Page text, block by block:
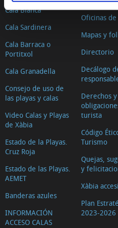
Cala Blanca
Cala Sardinera
Cala Barraca o
Portitxol
Cala Granadella
Consejo de uso de
las playas y calas
Video Calas y Playas
de Xàbia
Estado de la Playas.
Cruz Roja
Estado de las Playas.
AEMET
Banderas azules
INFORMACIÓN
ACCESO CALAS
Oficinas
Mapas y
Directorio
Decálogo
Derechos y
turista
Código
Turismo
Quejas,
y
Xàbia
Plan
2023-2026